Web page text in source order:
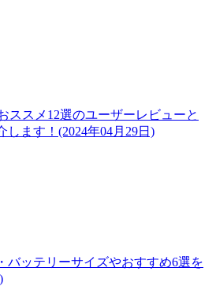
ススメ12選のユーザーレビューと
します！(2024年04月29日)
バッテリーサイズやおすすめ6選を